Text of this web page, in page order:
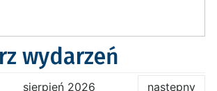
wydarzeń
sierpień 2026 następny